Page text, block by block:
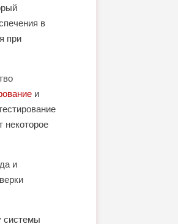
в
при
и
некоторое
и
системы